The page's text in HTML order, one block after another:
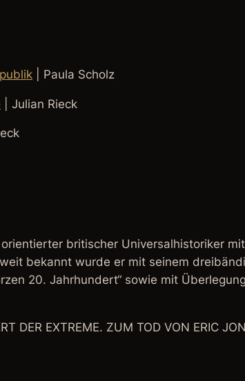
| Paula Scholz
| Julian Rieck
britischer Universalhistoriker
bekannt wurde er mit seinem
20. Jahrhundert“ sowie mit
DER EXTREME. ZUM TOD VON ERIC